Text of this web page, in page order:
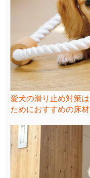
愛犬の滑り止め対策
ためにおすすめの床材